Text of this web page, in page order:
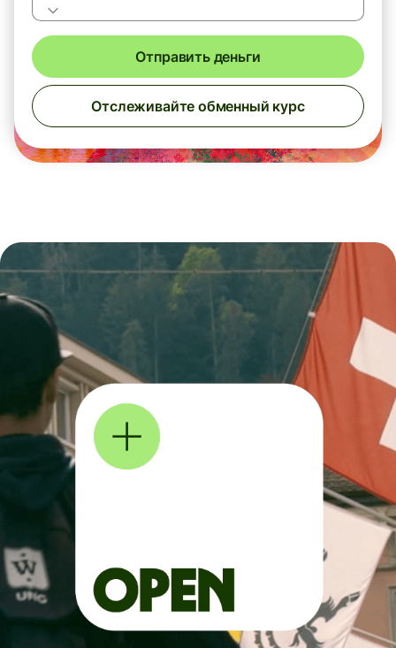
Отправить деньги
Отслеживайте обменный курс